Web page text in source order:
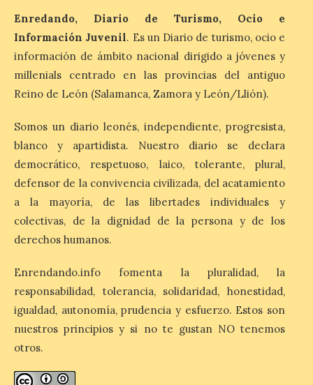
para consumir productos culturales como
El Gobierno de España
lanza un visor web para
eclipse solar del 12 de
agosto con seguridad
7 Ago 2026
Se trata de un visor web
que permite conocer la
posición exacta del Sol y
así localizar el lugar ideal
solar del 12 de agosto de 2026 sin
obstáculos. El visor es una herramienta a
la […]
Enredando, Diario de Turismo, Ocio e
Información Juvenil. Es un Diario de turismo, ocio e
información de ámbito nacional dirigido a jóvenes y
millenials centrado en las provincias del antiguo
Reino de León (Salamanca, Zamora y León/Llión).
Somos un diario leonés, independiente, progresista,
blanco y apartidista. Nuestro diario se declara
democrático, respetuoso, laico, tolerante, plural,
defensor de la convivencia civilizada, del acatamiento
a la mayoría, de las libertades individuales y
colectivas, de la dignidad de la persona y de los
derechos humanos.
Enrendando.info fomenta la pluralidad, la
responsabilidad, tolerancia, solidaridad, honestidad,
igualdad, autonomía, prudencia y esfuerzo. Estos son
nuestros principios y si no te gustan NO tenemos
otros.